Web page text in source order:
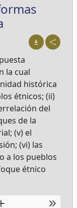
la cual
histórica
étnicos; (ii)
del
de la
(v) el
(vi) las
a los pueblos
étnico